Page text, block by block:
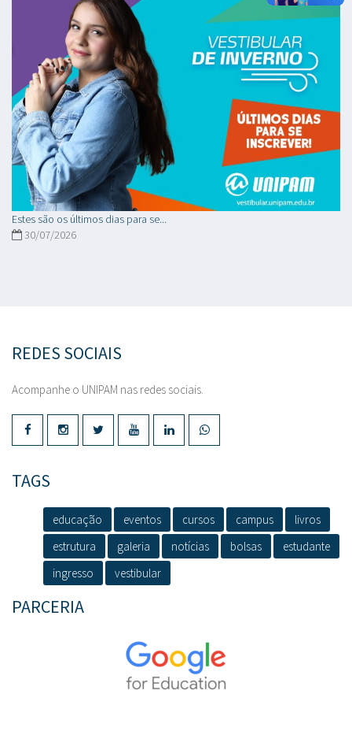
Estes são os últimos dias para se...
30/07/2026
REDES SOCIAIS
Acompanhe o UNIPAM nas redes sociais.
TAGS
educação eventos cursos campus
livros
estrutura
galeria notícias bolsas
estudante
ingresso
vestibular
PARCERIA